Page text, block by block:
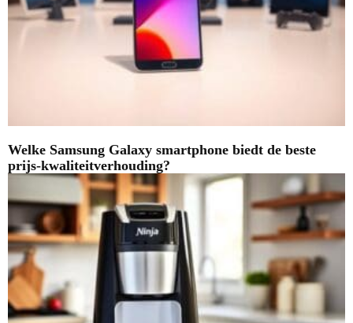
Welke Samsung Galaxy smartphone biedt de beste
prijs-kwaliteitverhouding?